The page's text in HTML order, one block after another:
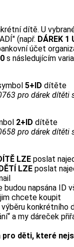
dítě. U
(např. DÁREK 1
účet
s následujícím
5+ID dítěte
pro dárek dítěti
2+ID dítěte
pro dárek dítěti
LZE poslat
LZE poslat
budou napsána ID
chcete koupit
konkrétního
a my dáreček
pro děti, které